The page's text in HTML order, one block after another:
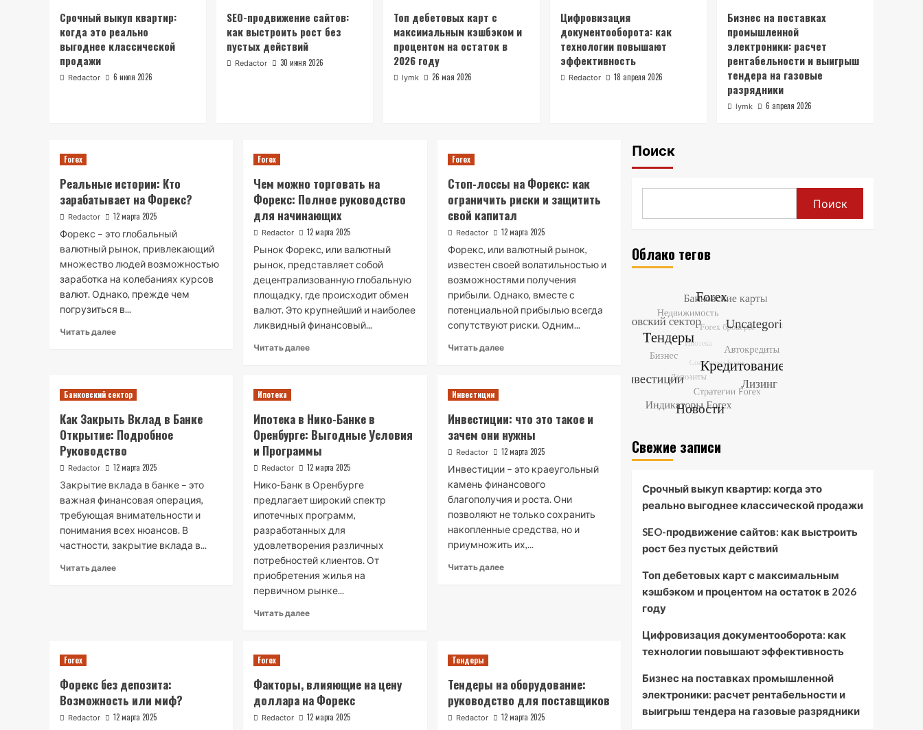
реально выгоднее
классической продажи
Бизнес
SEO-продвижение
сайтов: как выстроить
рост без пустых
действий
4
Цифровизация
Бизнес на поставках
электроники: расчет
рентабельности и
выигрыш тендера на
газовые разрядники
Срочный выкуп квартир:
когда это реально
выгоднее классической
продажи
Redactor 6 июля 2026
SEO-продвижение сайтов:
как выстроить рост без
пустых действий
Redactor 30 июня 2026
Топ дебетовых карт с
максимальным кэшбэком и
процентом на остаток в
2026 году
lymk 26 мая 2026
Цифровизация
документооборота: как
технологии повышают
эффективность
Redactor 18 апреля 2026
Бизнес на поставках
промышленной
электроники: расчет
рентабельности и выигрыш
тендера на газовые
разрядники
lymk 6 апреля 2026
Forex
Реальные истории: Кто
зарабатывает на Форекс?
Redactor 12 марта 2025
Форекс – это глобальный
валютный рынок, привлекающий
множество людей возможностью
заработка на колебаниях курсов
валют. Однако, прежде чем
погрузиться в...
Читать далее
Forex
Чем можно торговать на
Форекс: Полное руководство
для начинающих
Redactor 12 марта 2025
Рынок Форекс, или валютный
рынок, представляет собой
децентрализованную глобальную
площадку, где происходит обмен
валют. Это крупнейший и наиболее
ликвидный финансовый...
Читать далее
Forex
Стоп-лоссы на Форекс: как
ограничить риски и защитить
свой капитал
Redactor 12 марта 2025
Форекс, или валютный рынок,
известен своей волатильностью и
возможностями получения
прибыли. Однако, вместе с
потенциальной прибылью всегда
сопутствуют риски. Одним...
Читать далее
Банковский сектор
Как Закрыть Вклад в Банке
Открытие: Подробное
Руководство
Redactor 12 марта 2025
Закрытие вклада в банке – это
важная финансовая операция,
требующая внимательности и
понимания всех нюансов. В
частности, закрытие вклада в...
Читать далее
Ипотека
Ипотека в Нико-Банке в
Оренбурге: Выгодные Условия
и Программы
Redactor 12 марта 2025
Нико-Банк в Оренбурге
предлагает широкий спектр
ипотечных программ,
разработанных для
удовлетворения различных
потребностей клиентов. От
приобретения жилья на
первичном рынке...
Читать далее
Инвестиции
Инвестиции: что это такое и
зачем они нужны
Redactor 12 марта 2025
Инвестиции – это краеугольный
камень финансового
благополучия и роста. Они
позволяют не только сохранить
накопленные средства, но и
приумножить их,...
Читать далее
Forex
Форекс без депозита:
Возможность или миф?
Redactor 12 марта 2025
Forex
Факторы, влияющие на цену
доллара на Форекс
Redactor 12 марта 2025
Тендеры
Тендеры на оборудование:
руководство для поставщиков
Redactor 12 марта 2025
Поиск
Поиск
Облако тегов
Свежие записи
Срочный выкуп квартир: когда это
реально выгоднее классической продажи
SEO-продвижение сайтов: как выстроить
рост без пустых действий
Топ дебетовых карт с максимальным
кэшбэком и процентом на остаток в 2026
году
Цифровизация документооборота: как
технологии повышают эффективность
Бизнес на поставках промышленной
электроники: расчет рентабельности и
выигрыш тендера на газовые разрядники